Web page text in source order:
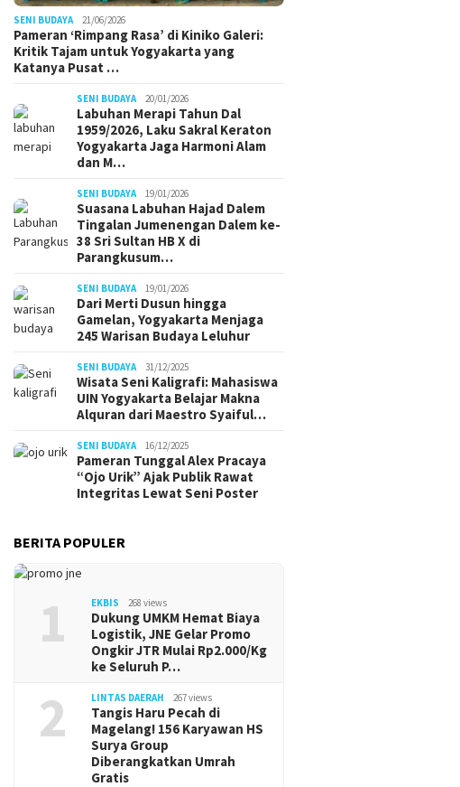
SENI BUDAYA 21/06/2026
Pameran ‘Rimpang Rasa’ di Kiniko Galeri:
Kritik Tajam untuk Yogyakarta yang
Katanya Pusat …
SENI BUDAYA 20/01/2026
Labuhan Merapi Tahun Dal
1959/2026, Laku Sakral Keraton
Yogyakarta Jaga Harmoni Alam
dan M…
SENI BUDAYA 19/01/2026
Suasana Labuhan Hajad Dalem
Tingalan Jumenengan Dalem ke-
38 Sri Sultan HB X di
Parangkusum…
SENI BUDAYA 19/01/2026
Dari Merti Dusun hingga
Gamelan, Yogyakarta Menjaga
245 Warisan Budaya Leluhur
SENI BUDAYA 31/12/2025
Wisata Seni Kaligrafi: Mahasiswa
UIN Yogyakarta Belajar Makna
Alquran dari Maestro Syaiful…
SENI BUDAYA 16/12/2025
Pameran Tunggal Alex Pracaya
“Ojo Urik” Ajak Publik Rawat
Integritas Lewat Seni Poster
BERITA POPULER
1 EKBIS 268 views
Dukung UMKM Hemat Biaya
Logistik, JNE Gelar Promo
Ongkir JTR Mulai Rp2.000/Kg
ke Seluruh P…
2 LINTAS DAERAH 267 views
Tangis Haru Pecah di
Magelang! 156 Karyawan HS
Surya Group
Diberangkatkan Umrah
Gratis